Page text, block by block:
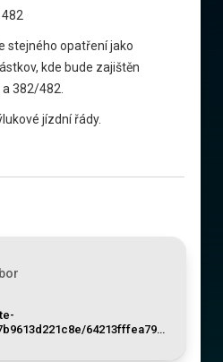
stejného opatření jako
kde bude zajištěn
382/482.
jízdní řády.
64213fffea79…